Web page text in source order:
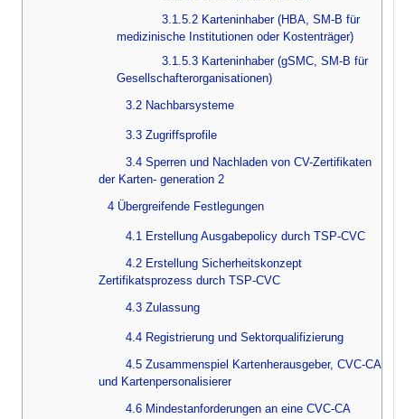
3.1.5.2 Karteninhaber (HBA, SM-B für
medizinische Institutionen oder Kostenträger)
3.1.5.3 Karteninhaber (gSMC, SM-B für
Gesellschafterorganisationen)
3.2 Nachbarsysteme
3.3 Zugriffsprofile
3.4 Sperren und Nachladen von CV-Zertifikaten
der Karten- generation 2
4 Übergreifende Festlegungen
4.1 Erstellung Ausgabepolicy durch TSP-CVC
4.2 Erstellung Sicherheitskonzept
Zertifikatsprozess durch TSP-CVC
4.3 Zulassung
4.4 Registrierung und Sektorqualifizierung
4.5 Zusammenspiel Kartenherausgeber, CVC-CA
und Kartenpersonalisierer
4.6 Mindestanforderungen an eine CVC-CA